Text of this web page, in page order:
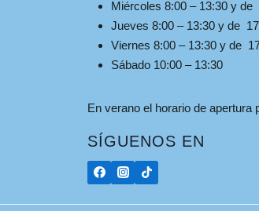
Miércoles 8:00 – 13:30 y de
Jueves 8:00 – 13:30 y de
Viernes 8:00 – 13:30 y de
Sábado 10:00 – 13:30
En verano el horario de
SÍGUENOS EN